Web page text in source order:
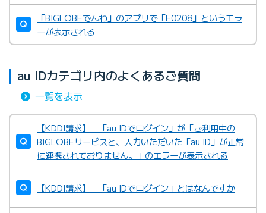
「BIGLOBEでんわ」のアプリで「E0208」というエラ
ーが表示される
au IDカテゴリ内のよくあるご質問
一覧を表示
【KDDI請求】 「au IDでログイン」が「ご利用中の
BIGLOBEサービスと、入力いただいた「au ID」が正常
に連携されておりません。」のエラーが表示される
【KDDI請求】 「au IDでログイン」とはなんですか